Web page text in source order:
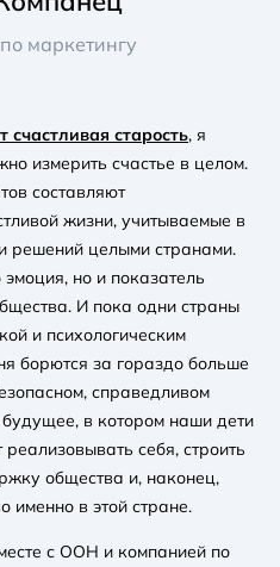
маркетингу
счастливая старость, я
измерить счастье в целом.
составляют
жизни, учитываемые в
решений целыми странами.
эмоция, но и показатель
И пока одни страны
и психологическим
борются за гораздо больше
справедливом
в котором наши дети
себя, строить
общества и, наконец,
именно в этой стране.
с ООН и компанией по